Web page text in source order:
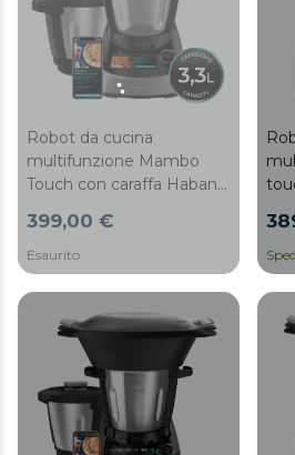
Robot da cucina
multifunzione Mambo
Touch con caraffa Habana.
schermo touch TFT da 5"
con ricettario integrato,
3,3 litri, APP, bilancia e
Habana
399,00 €
Esaurito